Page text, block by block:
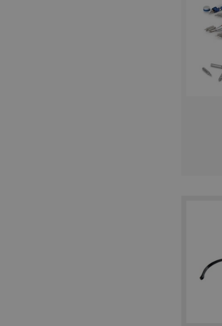
I cookie strettamente
sito web non può essere